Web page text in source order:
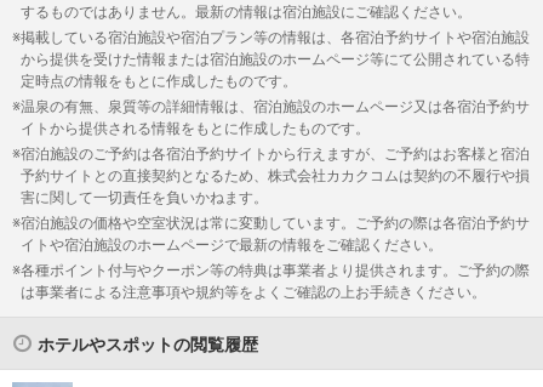
するものではありません。最新の情報は宿泊施設にご確認ください。
掲載している宿泊施設や宿泊プラン等の情報は、各宿泊予約サイトや宿泊施設
から提供を受けた情報または宿泊施設のホームページ等にて公開されている特
定時点の情報をもとに作成したものです。
温泉の有無、泉質等の詳細情報は、宿泊施設のホームページ又は各宿泊予約サ
イトから提供される情報をもとに作成したものです。
宿泊施設のご予約は各宿泊予約サイトから行えますが、ご予約はお客様と宿泊
予約サイトとの直接契約となるため、株式会社カカクコムは契約の不履行や損
害に関して一切責任を負いかねます。
宿泊施設の価格や空室状況は常に変動しています。ご予約の際は各宿泊予約サ
イトや宿泊施設のホームページで最新の情報をご確認ください。
各種ポイント付与やクーポン等の特典は事業者より提供されます。ご予約の際
は事業者による注意事項や規約等をよくご確認の上お手続きください。
ホテルやスポットの閲覧履歴